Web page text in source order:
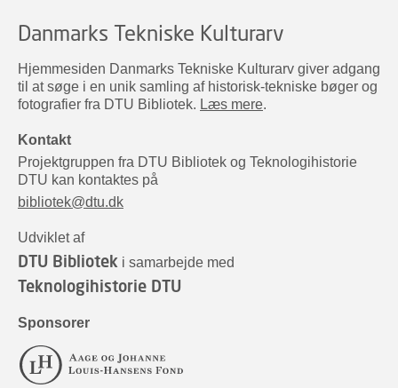
Danmarks Tekniske Kulturarv
Hjemmesiden Danmarks Tekniske Kulturarv giver adgang
til at søge i en unik samling af historisk-tekniske bøger og
fotografier fra DTU Bibliotek. Læs mere.
Kontakt
Projektgruppen fra DTU Bibliotek og Teknologihistorie
DTU kan kontaktes på
bibliotek@dtu.dk
Udviklet af
DTU Bibliotek i samarbejde med
Teknologihistorie DTU
Sponsorer